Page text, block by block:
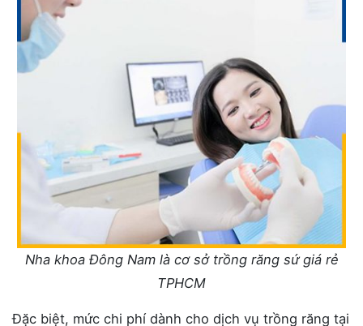
Nha khoa Đông Nam là cơ sở trồng răng sứ giá rẻ
TPHCM
Đặc biệt, mức chi phí dành cho dịch vụ trồng răng tại